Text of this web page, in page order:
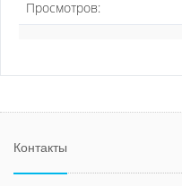
Просмотров:
Контакты